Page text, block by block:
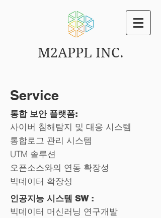
M2APPL INC.
Service
통합 보안 플랫폼:
사이버 침해탐지 및 대응 시스템
통합로그 관리 시스템
UTM 솔루션
오픈소스와의 연동 확장성
빅데이터 확장성
인공지능 시스템 SW :
빅데이터 머신러닝 연구개발